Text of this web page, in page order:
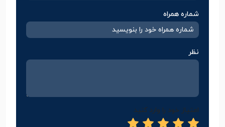
شماره همراه
نظر
امتیاز خود را وارد کنید